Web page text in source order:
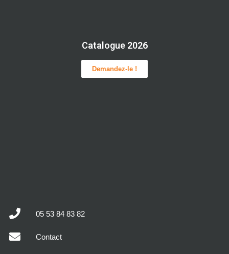
Catalogue 2026
Demandez-le !
05 53 84 83 82
Contact